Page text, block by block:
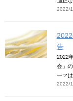
2022/
告
2022
会」
ーマ
2022/